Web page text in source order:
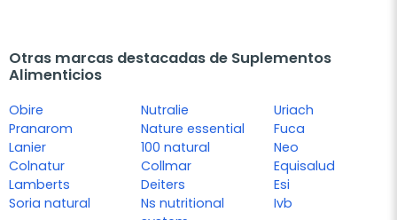
Otras marcas destacadas de Suplementos
Alimenticios
Obire
Pranarom
Lanier
Colnatur
Lamberts
Soria natural
Nutralie
Nature essential
100 natural
Collmar
Deiters
Ns nutritional
Uriach
Fuca
Neo
Equisalud
Esi
Ivb